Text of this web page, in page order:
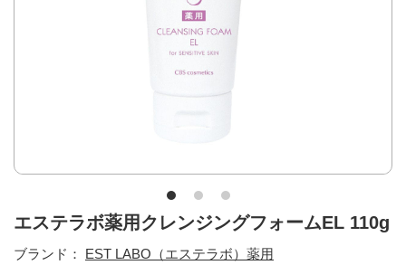
エステラボ薬用クレンジングフォームEL 110g
ブランド： EST LABO（エステラボ）薬用